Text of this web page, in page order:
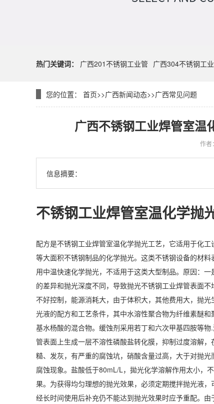
热门关键词： 广西201不锈钢工业管 广西304不锈钢工
您的位置： 首页>>广西新闻动态>>广西常见问题
广西不锈钢工业焊管室温
作者：
信息摘要：
不锈钢工业焊管室温化学抛
配方是不锈钢工业焊管室温化学抛光工艺，它适用于化
等大面积不锈钢制品的化学抛光。这类不锈钢设备的材
用中温快速化学抛光，不适用于这类大型制品。原因：
的差异和抛光深度不同，导致抛光不锈钢工业焊管表面
不好控制，能源消耗大，由于体积大，其他费用大，抛
光液的配方和工艺条件，其中水溶性聚合物为纤维素醚
基水杨酸的混合物。缓蚀剂采用若丁和六次甲基四胺等
管表面上生成一层不溶性磷酸盐转化膜，抑制过度溶解
糙、发灰，有严重的腐蚀坑，硝酸含量过高，大于对抛
腐蚀现象。盐酸低于80mL/L，拋光化学溶解作用太小，
果。为获得均匀理想的抛光效果，必须定期搅拌抛光液
经长时间使用后补充仍不能达到抛光效果时应予重配。